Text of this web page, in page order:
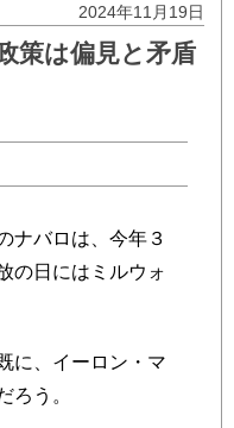
2024年11月19日
策は偏見と矛盾
ナバロは、今年３
の日にはミルウォ
に、イーロン・マ
ろう。